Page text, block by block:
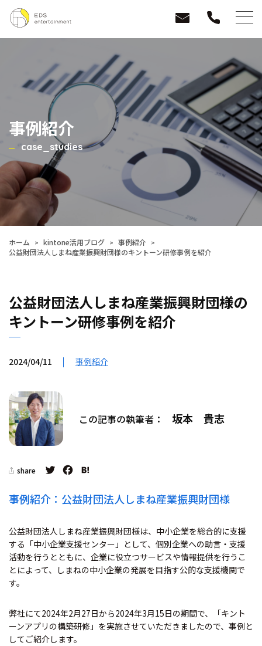
事例紹介
case_studies
ホーム kintone活用ブログ
事例紹介
公益財団法人しまね産業振興財団様のキントーン研修事例を紹介
公益財団法人しまね産業振興財団様の
キントーン研修事例を紹介
2024/04/11 事例紹介
この記事の執筆者： 坂本 貴志
share TwitterFacebook
事例紹介：公益財団法人しまね産業振興財団様
公益財団法人しまね産業振興財団様は、中小企業を総合的に支援
する「中小企業支援センター」として、個別企業への助言・支援
活動を行うとともに、企業に役立つサービスや情報提供を行うこ
とによって、しまねの中小企業の発展を目指す公的な支援機関で
す。
弊社にて2024年2月27日から2024年3月15日の期間で、「キント
ーンアプリの構築研修」を実施させていただきましたので、事例と
してご紹介します。